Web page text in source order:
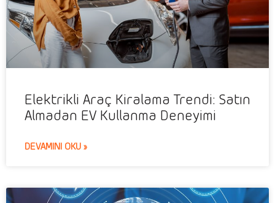
Elektrikli Araç Kiralama Trendi: Satın
Almadan EV Kullanma Deneyimi
DEVAMINI OKU »